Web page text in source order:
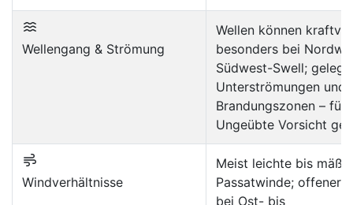
Wellengang & Strömung
Wellen können
besonders bei
Südwest-Swell;
Unterströmungen und
Brandungszonen – für
Ungeübte Vorsicht
Windverhältnisse
Meist leichte bis
Passatwinde; offener
bei Ost- bis